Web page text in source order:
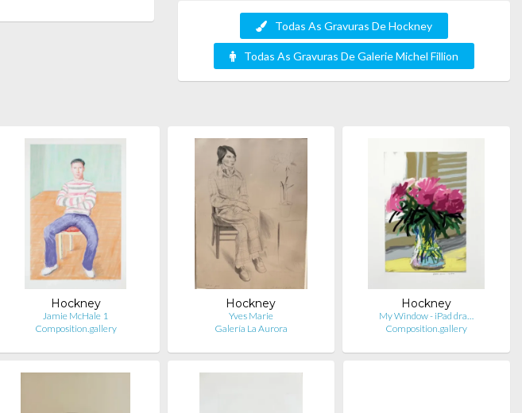
Todas As Gravuras De Hockney
Todas As Gravuras De Galerie Michel Fillion
Hockney
Jamie McHale 1
Composition.gallery
Hockney
Yves Marie
Galería La Aurora
Hockney
My Window - iPad dra…
Composition.gallery